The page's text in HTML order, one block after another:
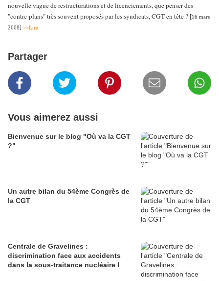
nouvelle vague de restructurations et de licenciements, que penser des
"contre-plans" très souvent proposés par les syndicats, CGT en tête ? [16 mars
2008] >>Lire
Partager
Vous aimerez aussi
Bienvenue sur le blog "Où va la CGT
?"
Un autre bilan du 54ème Congrès de
la CGT
Centrale de Gravelines :
discrimination face aux accidents
dans la sous-traitance nucléaire !